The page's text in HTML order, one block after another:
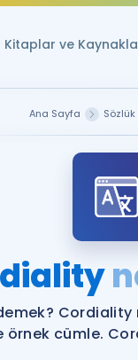
Kitaplar ve
Ana Sayfa Sözlük
örnek cümle.